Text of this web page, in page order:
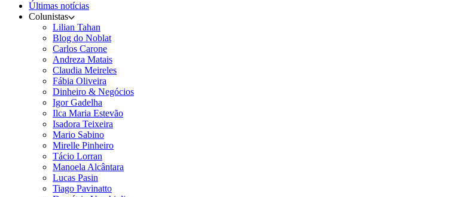
Últimas notícias
Colunistas
Lilian Tahan
Blog do Noblat
Carlos Carone
Andreza Matais
Claudia Meireles
Fábia Oliveira
Dinheiro & Negócios
Igor Gadelha
Ilca Maria Estevão
Isadora Teixeira
Mario Sabino
Mirelle Pinheiro
Tácio Lorran
Manoela Alcântara
Lucas Pasin
Tiago Pavinatto